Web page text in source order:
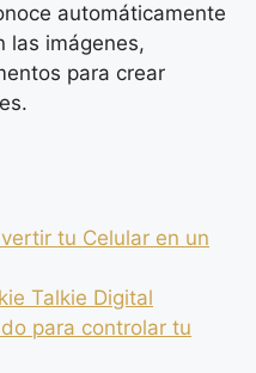
automáticamente
las imágenes,
para crear
tu Celular en un
Talkie Digital
para controlar tu